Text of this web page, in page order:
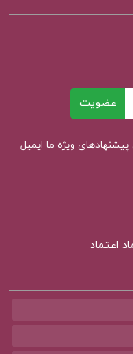
رحمانی جلد 1
رحمانی جلد 2
عضویت
ویژه ما ایمیل